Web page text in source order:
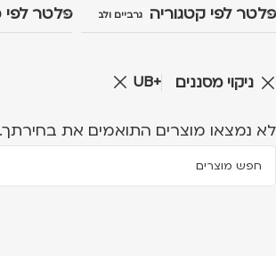
פלטר לפי קטגוריה גרביים ולבוש פלטר לפי
ניקוי מסננים UB+
לא נמצאו מוצרים התואמים את בחירתך.